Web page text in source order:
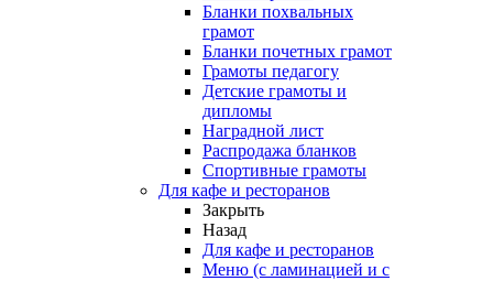
Бланки похвальных
грамот
Бланки почетных грамот
Грамоты педагогу
Детские грамоты и
дипломы
Наградной лист
Распродажа бланков
Спортивные грамоты
Для кафе и ресторанов
Закрыть
Назад
Для кафе и ресторанов
Меню (с ламинацией и с